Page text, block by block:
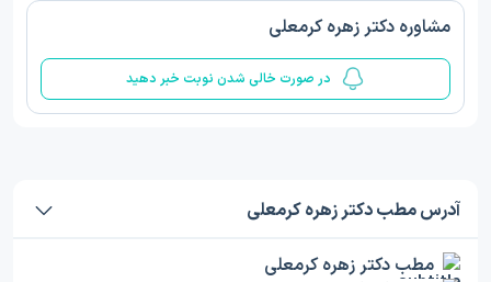
مشاوره دکتر زهره کرمعلی
در صورت خالی شدن نوبت خبر دهید
آدرس مطب دکتر زهره کرمعلی
مطب دکتر زهره کرمعلی